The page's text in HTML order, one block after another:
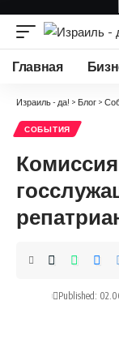
Главная
Израиль - да! > Блог >
СОБЫТИЯ
Published: